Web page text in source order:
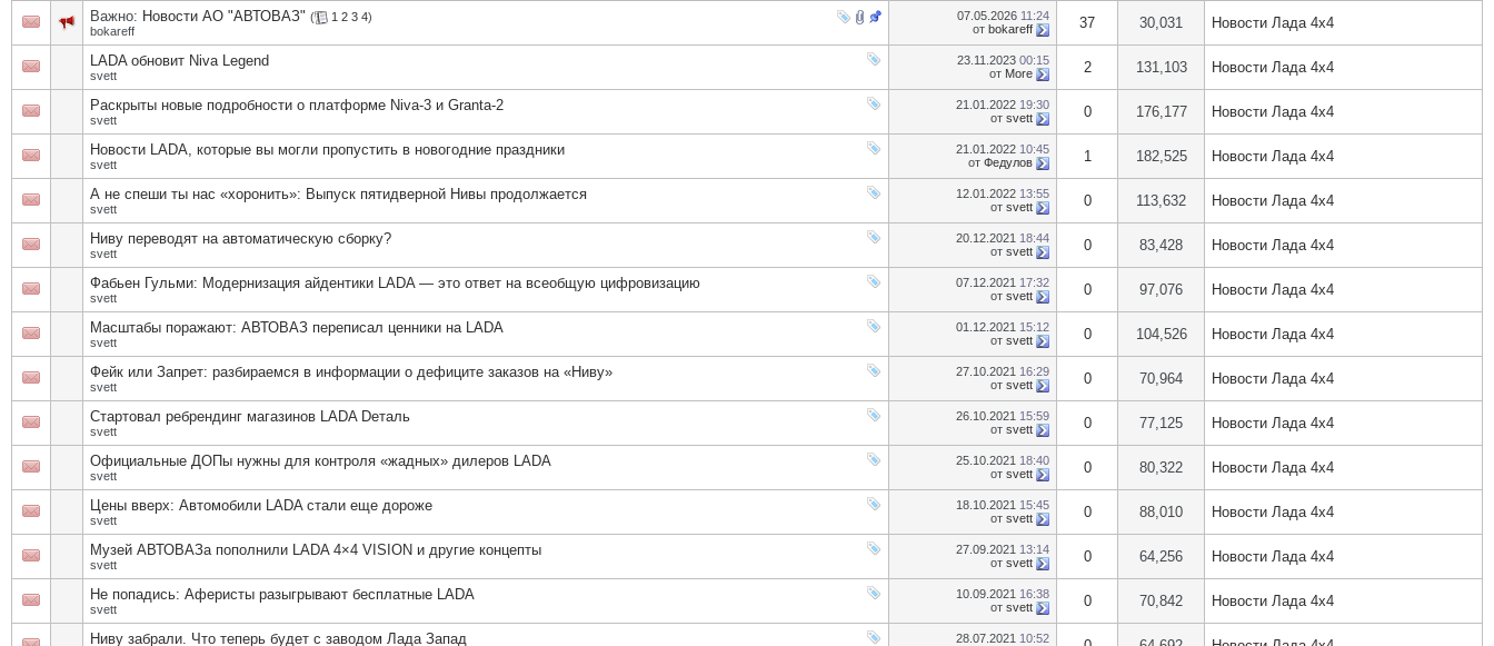
Важно: Новости АО "АВТОВАЗ" ( 1 2 3 4)
bokareff
07.05.2026 11:24
от bokareff 37 30,031 Новости Лада 4х4
LADA обновит Niva Legend
svett
23.11.2023 00:15
от More 2 131,103 Новости Лада 4х4
Раскрыты новые подробности о платформе Niva-3 и Granta-2
svett
21.01.2022 19:30
от svett 0 176,177 Новости Лада 4х4
Новости LADA, которые вы могли пропустить в новогодние праздники
svett
21.01.2022 10:45
от Федулов 1 182,525 Новости Лада 4х4
А не спеши ты нас «хоронить»: Выпуск пятидверной Нивы продолжается
svett
12.01.2022 13:55
от svett 0 113,632 Новости Лада 4х4
Ниву переводят на автоматическую сборку?
svett
20.12.2021 18:44
от svett 0 83,428 Новости Лада 4х4
Фабьен Гульми: Модернизация айдентики LADA — это ответ на всеобщую цифровизацию
svett
07.12.2021 17:32
от svett 0 97,076 Новости Лада 4х4
Масштабы поражают: АВТОВАЗ переписал ценники на LADA
svett
01.12.2021 15:12
от svett 0 104,526 Новости Лада 4х4
Фейк или Запрет: разбираемся в информации о дефиците заказов на «Ниву»
svett
27.10.2021 16:29
от svett 0 70,964 Новости Лада 4х4
Стартовал ребрендинг магазинов LADA Dеталь
svett
26.10.2021 15:59
от svett 0 77,125 Новости Лада 4х4
Официальные ДОПы нужны для контроля «жадных» дилеров LADA
svett
25.10.2021 18:40
от svett 0 80,322 Новости Лада 4х4
Цены вверх: Автомобили LADA стали еще дороже
svett
18.10.2021 15:45
от svett 0 88,010 Новости Лада 4х4
Музей АВТОВАЗа пополнили LADA 4×4 VISION и другие концепты
svett
27.09.2021 13:14
от svett 0 64,256 Новости Лада 4х4
Не попадись: Аферисты разыгрывают бесплатные LADA
svett
10.09.2021 16:38
от svett 0 70,842 Новости Лада 4х4
Ниву забрали. Что теперь будет с заводом Лада Запад 28.07.2021 10:52